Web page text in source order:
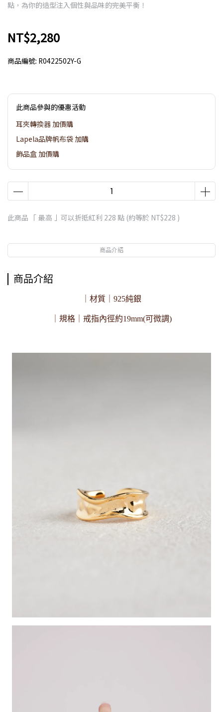
點，為你的造型注入個性與品味的完美平衡！
NT$2,280
商品編號: R0422502Y-G
此商品參與的優惠活動
耳夾轉換器 加價購
Lapela品牌帆布袋 加購
飾品盒 加價購
此商品 「 最高 」可以折抵紅利 228 點 (約等於 NT$228 )
商品介紹
商品介紹
｜材質｜925純銀
｜規格｜戒指內徑約19mm(可微調)